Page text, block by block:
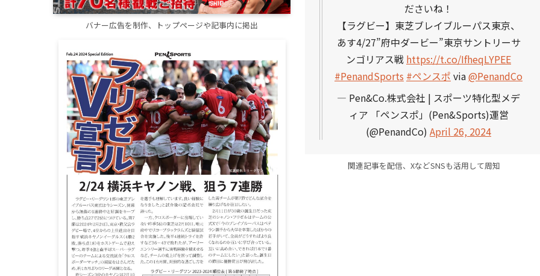
バナー広告を制作、トップページや記事内に掲出
ださいね！
【ラグビー】東芝ブレイブルーパス東京、
あす4/27”府中ダービー”東京サントリーサ
ンゴリアス戦 https://t.co/IfheqLYPEE
#PenandSports #ペンスポ via@PenandCo
— Pen&Co.株式会社 | スポーツ特化型メデ
ィア 「ペンスポ」(Pen&Sports)運営
(@PenandCo) April 26, 2024
関連記事を配信、XなどSNSも活用して周知